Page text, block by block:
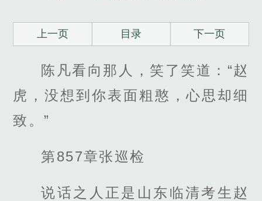
上一页 目录 下一页
陈凡看向那人，笑了笑道：“赵
虎，没想到你表面粗憨，心思却细
致。”
第857章张巡检
说话之人正是山东临清考生赵